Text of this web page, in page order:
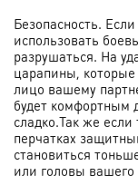
Безопасность.
использовать
разрушаться. На
царапины, которые
лицо вашему
будет комфортным
сладко.Так же
перчатках
становиться
или головы вашего